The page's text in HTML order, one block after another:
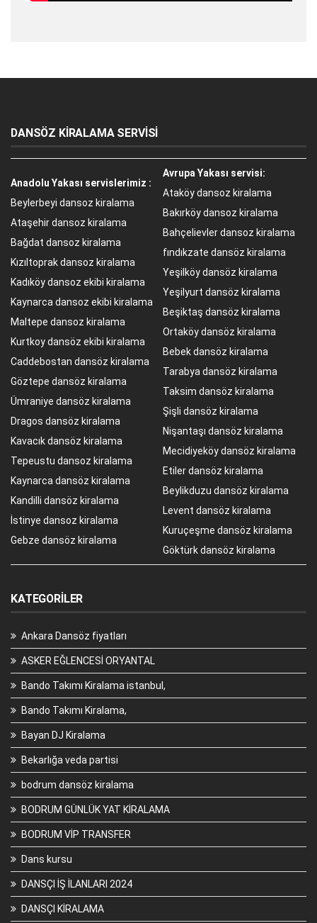
DANSÖZ KİRALAMA SERVİSİ
Anadolu Yakası servislerimiz :
Beylerbeyi dansoz kiralama
Ataşehir dansoz kiralama
Bağdat dansoz kiralama
Kızıltoprak dansoz kiralama
Kadıköy dansoz ekibi kiralama
Kaynarca dansoz ekibi kiralama
Maltepe dansoz kiralama
Kurtkoy dansöz ekibi kiralama
Caddebostan dansöz kiralama
Göztepe dansöz kiralama
Ümraniye dansöz kiralama
Dragos dansöz kiralama
Kavacık dansöz kiralama
Tepeustu dansoz kiralama
Kaynarca dansöz kiralama
Kandilli dansöz kiralama
İstinye dansoz kiralama
Gebze dansöz kiralama
Avrupa Yakası servisi:
Ataköy dansoz kiralama
Bakırköy dansoz kiralama
Bahçelievler dansoz kiralama
fındıkzate dansöz kiralama
Yeşilköy dansöz kiralama
Yeşilyurt dansöz kiralama
Beşiktaş dansöz kiralama
Ortaköy dansöz kiralama
Bebek dansöz kiralama
Tarabya dansöz kiralama
Taksim dansöz kiralama
Şişli dansöz kiralama
Nişantaşı dansöz kiralama
Mecidiyeköy dansöz kiralama
Etiler dansöz kiralama
Beylikduzu dansöz kiralama
Levent dansöz kiralama
Kuruçeşme dansöz kiralama
Göktürk dansöz kiralama
KATEGORILER
Ankara Dansöz fiyatları
ASKER EĞLENCESİ ORYANTAL
Bando Takımı Kiralama istanbul,
Bando Takımı Kiralama,
Bayan DJ Kiralama
Bekarlığa veda partisi
bodrum dansöz kiralama
BODRUM GÜNLÜK YAT KİRALAMA
BODRUM VİP TRANSFER
Dans kursu
DANSÇI İŞ İLANLARI 2024
DANSÇI KİRALAMA